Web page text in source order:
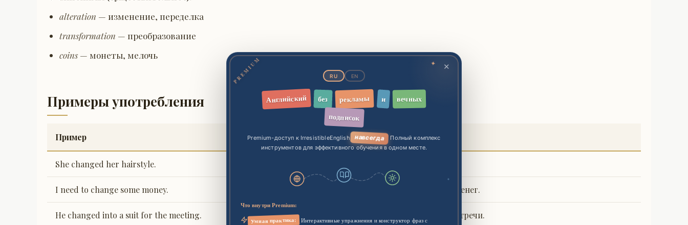
PREMIUM ✦ ✕
RU EN
Английский без рекламы и вечных
подписок
Premium-доступ к IrresistibleEnglish навсегда . Полный комплекс
инструментов для эффективного обучения в одном месте.
Что внутри Premium:
Умная практика:
Интерактивные упражнения и конструктор фраз с
alteration — изменение, переделка
transformation — преобразование
coins— монеты, мелочь
Примеры употребления
Пример Перевод на русский
She changed her hairstyle.
I need to change some money. Мне нужно обменять немного денег.
He changed into a suit for the meeting. Он переоделся в костюм для встречи.